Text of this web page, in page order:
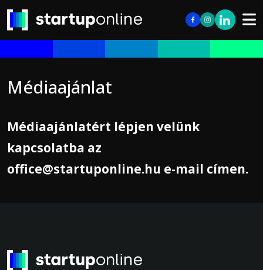
Médiaajánlat
Médiaajánlatért lépjen velünk
kapcsolatba az
office@startuponline.hu e-mail címen.